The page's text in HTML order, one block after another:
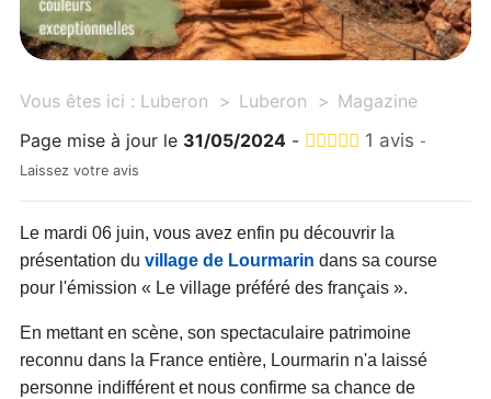
Vous êtes ici : Luberon Luberon
Magazine
Page mise à jour le 31/05/2024- 1 avis -
Laissez votre avis
Le mardi 06 juin, vous avez enfin pu découvrir la
présentation du village de Lourmarin dans sa course
pour l'émission « Le village préféré des français ».
En mettant en scène, son spectaculaire patrimoine
reconnu dans la France entière, Lourmarin n'a laissé
personne indifférent et nous confirme sa chance de